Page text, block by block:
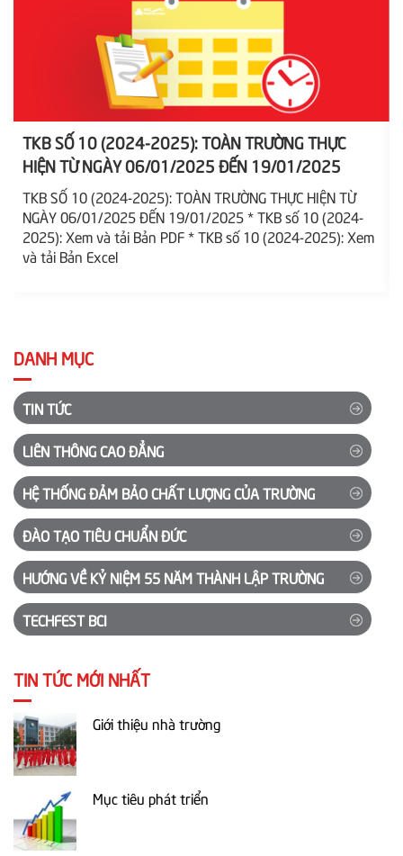
TKB SỐ 10 (2024-2025): TOÀN TRƯỜNG THỰC
HIỆN TỪ NGÀY 06/01/2025 ĐẾN 19/01/2025
TKB SỐ 10 (2024-2025): TOÀN TRƯỜNG THỰC HIỆN TỪ
NGÀY 06/01/2025 ĐẾN 19/01/2025 * TKB số 10 (2024-
2025): Xem và tải Bản PDF * TKB số 10 (2024-2025): Xem
và tải Bản Excel
DANH MỤC
TIN TỨC
LIÊN THÔNG CAO ĐẲNG
HỆ THỐNG ĐẢM BẢO CHẤT LƯỢNG CỦA TRƯỜNG
ĐÀO TẠO TIÊU CHUẨN ĐỨC
HƯỚNG VỀ KỶ NIỆM 55 NĂM THÀNH LẬP TRƯỜNG
TECHFEST BCI
TIN TỨC MỚI NHẤT
Giới thiệu nhà trường
Mục tiêu phát triển